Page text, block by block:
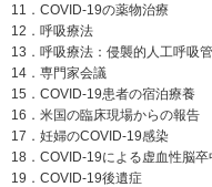
11．COVID-19の薬物治療
12．呼吸療法
13．呼吸療法：侵襲的人工呼吸
14．専門家会議
15．COVID-19患者の宿泊療養
16．米国の臨床現場からの報告
17．妊婦のCOVID-19感染
18．COVID-19による虚血性脳
19．COVID-19後遺症